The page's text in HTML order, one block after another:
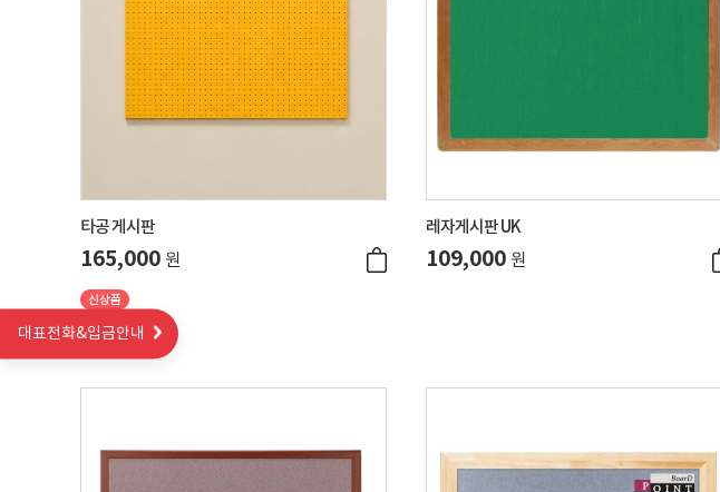
대표전화&입금안내
타공 게시판
165,000 원
레자게시판 UK
109,000 원